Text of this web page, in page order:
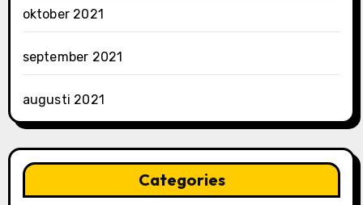
oktober 2021
september 2021
augusti 2021
Categories